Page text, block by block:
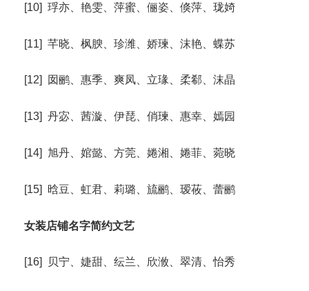
[10] 琈亦、艳雯、萍蜜、俪姿、倏萍、珑婍
[11] 芊晓、枫腴、珍潍、娇瑓、沫艳、蝶苏
[12] 囡鹂、惠季、爽凤、立瑑、柔郗、沫晶
[13] 丹宓、茜漩、伊琵、俏瑓、惠幸、嫣园
[14] 旭丹、婠懿、方莞、婘湘、婘菲、菀晓
[15] 晗豆、虹君、莉璐、旈鹂、瑷莜、蕾鹂
女装店铺名字简约文艺
[16] 贝宁、婕甜、纭兰、欣浟、翠清、怡秀